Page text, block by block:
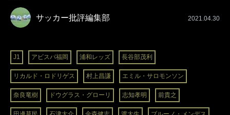
サッカー批評編集部 2021.04.30
J1 アビスパ福岡 浦和レッズ 長谷部茂利
リカルド・ロドリゲス 村上昌謙 エミル・サロモンソン
奈良竜樹 ドウグラス・グローリ 志知孝明 前貴之